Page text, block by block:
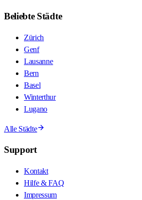
Beliebte Städte
Zürich
Genf
Lausanne
Bern
Basel
Winterthur
Lugano
Alle Städte
Support
Kontakt
Hilfe & FAQ
Impressum